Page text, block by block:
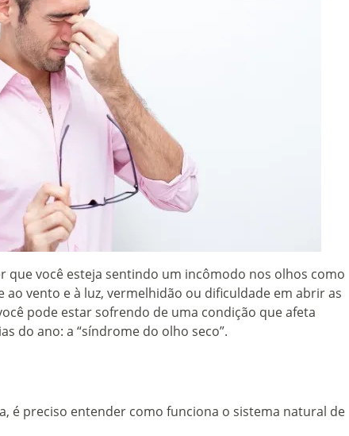
que você esteja sentindo um incômodo nos olhos como
ao vento e à luz, vermelhidão ou dificuldade em abrir as
pode estar sofrendo de uma condição que afeta
do ano: a “síndrome do olho seco”.
é preciso entender como funciona o sistema natural de